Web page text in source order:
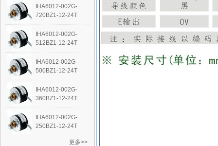
IHA6012-002G-
720BZ1-12-24T
IHA6012-002G-
512BZ1-12-24T
IHA6012-002G-
500BZ1-12-24T
IHA6012-002G-
360BZ1-12-24T
IHA6012-002G-
250BZ1-12-24T
更多>>